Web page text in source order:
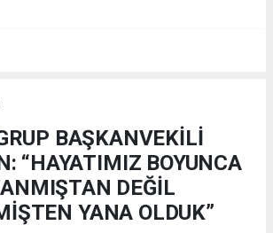
BAŞKANVEKİLİ
“HAYATIMIZ BOYUNCA
DEĞİL
YANA OLDUK”